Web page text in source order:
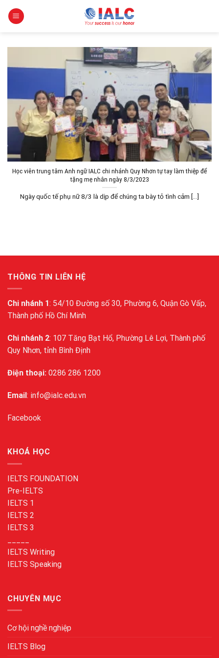
Học viên trung tâm Anh ngữ IALC chi nhánh Quy Nhơn tự tay làm thiệp để
tặng mẹ nhân ngày 8/3/2023
Ngày quốc tế phụ nữ 8/3 là dịp để chúng ta bày tỏ tình cảm [...]
THÔNG TIN LIÊN HỆ
Chi nhánh 1: 54/10 Đường số 30, Phường 6, Quận Gò Vấp,
Thành phố Hồ Chí Minh
Chi nhánh 2: 107 Tăng Bạt Hổ, Phường Lê Lợi, Thành phố
Quy Nhơn, tỉnh Bình Định
Điện thoại: 0286 286 1200
Email: info@ialc.edu.vn
Facebook
KHOÁ HỌC
IELTS FOUNDATION
Pre-IELTS
IELTS 1
IELTS 2
IELTS 3
IELTS Writing
IELTS Speaking
CHUYÊN MỤC
Cơ hội nghề nghiệp
IELTS Blog